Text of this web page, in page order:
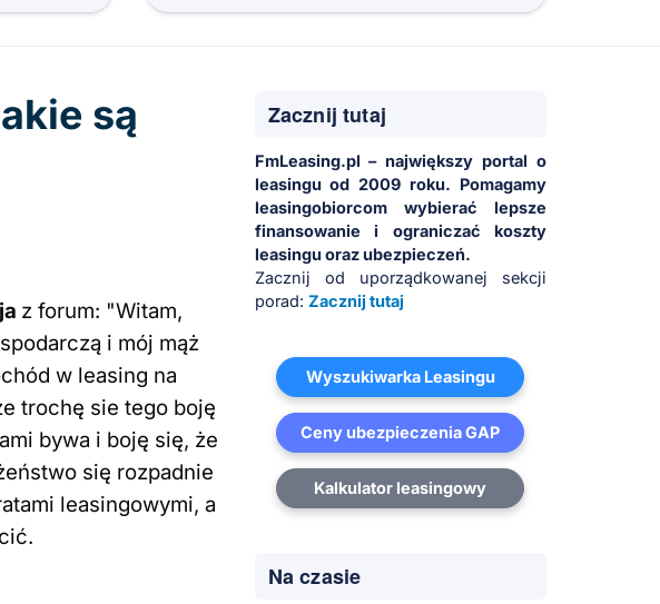
są
z forum: "Witam,
i mój mąż
w leasing na
trochę sie tego boję
bywa i boję się, że
się rozpadnie
leasingowymi, a
Zacznij tutaj
FmLeasing.pl – największy portal o
leasingu od 2009 roku. Pomagamy
leasingobiorcom wybierać lepsze
finansowanie i ograniczać koszty
leasingu oraz ubezpieczeń.
Zacznij od uporządkowanej sekcji
porad: Zacznij tutaj
Wyszukiwarka Leasingu
Ceny ubezpieczenia GAP
Kalkulator leasingowy
Na czasie